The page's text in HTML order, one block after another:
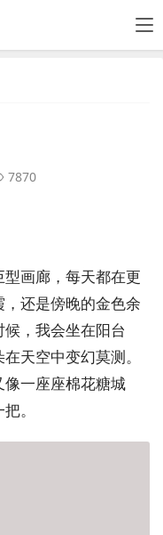
7870
画廊，每天都在更
还是傍晚的金色余
，我会坐在阳台
天空中变幻莫测。
一座座棉花糖城
。